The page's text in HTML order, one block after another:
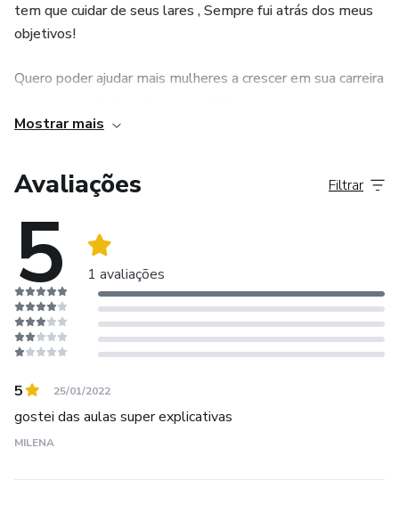
tem que cuidar de seus lares , Sempre fui atrás dos meus
objetivos!
Quero poder ajudar mais mulheres a crescer em sua carreira
todos esses anos .
Mostrar mais
Avaliações
5 1 avaliações
Filtrar
5 25/01/2022
gostei das aulas super explicativas
MILENA